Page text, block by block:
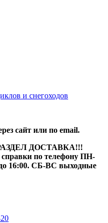
сайт или по email.
ДОСТАВКА!!!
справки по телефону ПН-
16:00. СБ-ВС выходные